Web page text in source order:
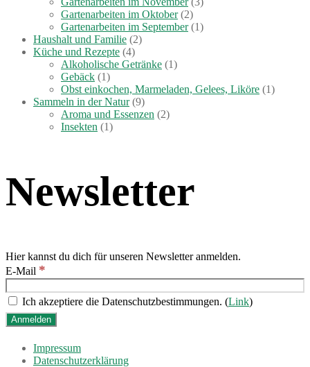
Gartenarbeiten im Oktober(2)
Gartenarbeiten im September(1)
Haushalt und Familie (2)
Küche und Rezepte (4)
Alkoholische Getränke (1)
Gebäck (1)
Obst einkochen, Marmeladen, Gelees, Liköre (1)
Sammeln in der Natur(9)
Aroma und Essenzen (2)
Insekten (1)
Newsletter
Hier kannst du dich für unseren Newsletter anmelden.
E-Mail *
Ich akzeptiere die Datenschutzbestimmungen. (Link)
Impressum
Datenschutzerklärung